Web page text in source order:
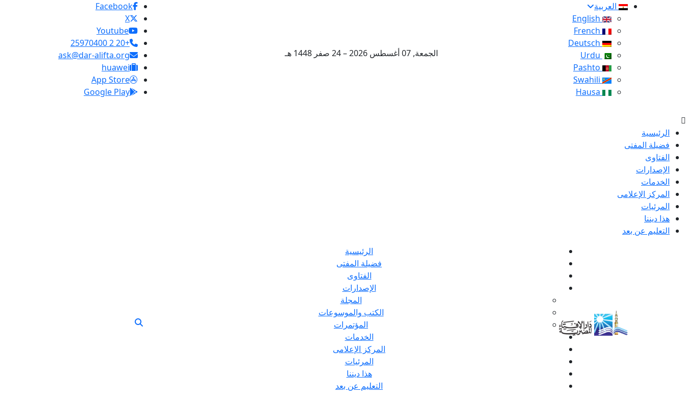
العربية
الجمعة, 07 أغسطس 2026 – 24 صفر 1448 هـ
Facebook
X
Youtube
+20 2 25970400
ask@dar-alifta.org
huawei
App Store
Google Play
الرئيسية
فضيلة المفتى
الفتاوى
الإصدارات
الخدمات
المركز الإعلامى
المرئيات
هذا ديننا
التعليم عن بعد
الرئيسية
فضيلة المفتى
الفتاوى
الإصدارات
المجلة
الكتب والموسوعات
المؤتمرات
الخدمات
المركز الإعلامى
المرئيات
هذا ديننا
التعليم عن بعد